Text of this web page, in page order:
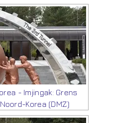
- Imjingak: Grens
Korea (DMZ)